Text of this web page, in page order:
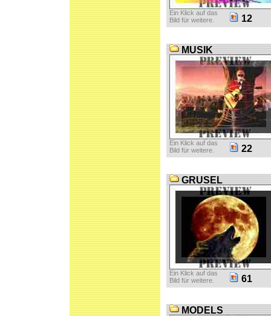
Ein Klick auf das
Bild für weitere.
12
MUSIK
Ein Klick auf das
Bild für weitere.
22
GRUSEL
Ein Klick auf das
Bild für weitere.
61
MODELS